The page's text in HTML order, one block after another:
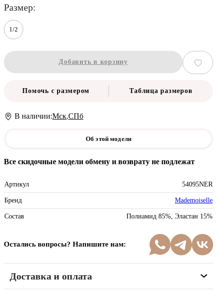
размер
1/2
Добавить в корзину
Помочь с размером Таблица размеров
В наличии:Мск,СПб
Об этой модели
Все скидочные модели обмену и возврату не подлежат
Артикул 54095NER
Бренд Mademoiselle
Состав Полиамид 85%, Эластан 15%
Остались вопросы? Напишите нам:
Доставка и оплата